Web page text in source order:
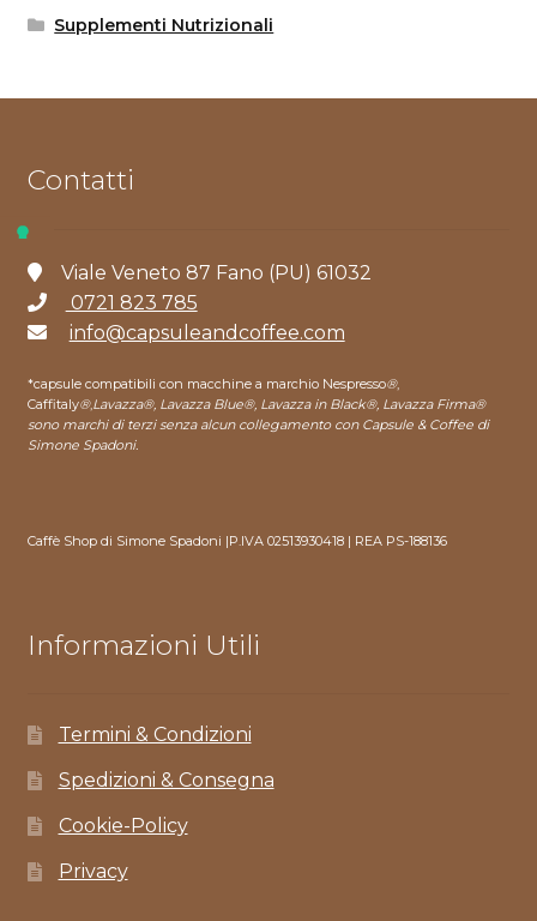
Supplementi Nutrizionali
Contatti
Viale Veneto 87 Fano (PU) 61032
0721 823 785
info@capsuleandcoffee.com
*capsule compatibili con macchine a marchio Nespresso®,
Caffitaly®,Lavazza®, Lavazza Blue®, Lavazza in Black®, Lavazza Firma®
sono marchi di terzi senza alcun collegamento con Capsule & Coffee di
Simone Spadoni.
Caffè Shop di Simone Spadoni |P.IVA 02513930418 | REA PS-188136
Informazioni Utili
Termini & Condizioni
Spedizioni & Consegna
Cookie-Policy
Privacy